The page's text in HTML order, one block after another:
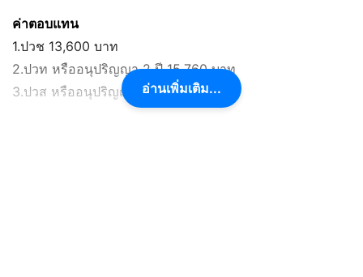
ค่าตอบแทน
1.ปวช 13,600 บาท
2.ปวท หรืออนุปริญญา 2 ปี 15,760 บาท
3.ปวส หรืออนุปริญญา 3 ปี 16,700 บาท
อ่านเพิ่มเติม...